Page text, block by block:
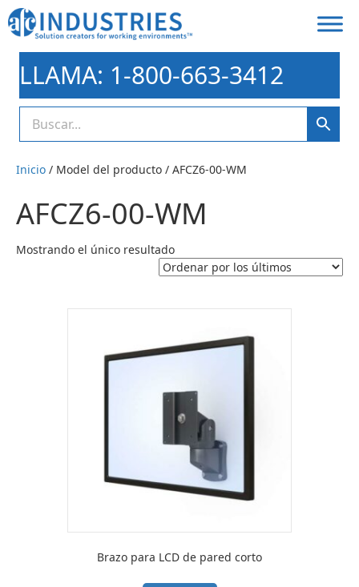
LLAMA: 1-800-663-3412
Inicio / Model del producto / AFCZ6-00-WM
AFCZ6-00-WM
Mostrando el único resultado
Brazo para LCD de pared corto